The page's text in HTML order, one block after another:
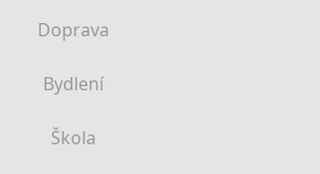
Doprava
Bydlení
Škola